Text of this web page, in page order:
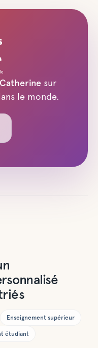
Catherine sur
le monde.
Enseignement supérieur
étudiant